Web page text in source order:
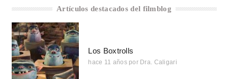
Artículos destacados del filmblog
Los Boxtrolls
hace 11 años por Dra. Caligari